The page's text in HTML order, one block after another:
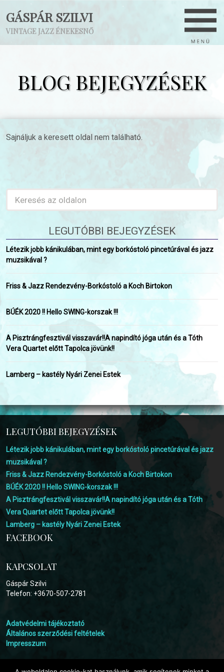
GÁSPÁR SZILVI
VINTAGE JAZZ ÉNEKESNŐ
BLOG BEJEGYZÉSEK
Sajnáljuk a keresett oldal nem található.
LEGUTÓBBI BEJEGYZÉSEK
Létezik jobb kánikulában, mint egy borkóstoló pincetúrával és jazz
muzsikával ?
Friss & Jazz Rendezvény-Borkóstoló a Koch Birtokon
BÚÉK 2020 !! Hello SWING-korszak !!!
A Pisztrángfesztivál visszavár!!A napindító jóga után és a Tóth
Vera Quartet előtt Tapolca jövünk!!
Lamberg – kastély Nyári Zenei Estek
LEGUTÓBBI BEJEGYZÉSEK
Létezik jobb kánikulában, mint egy borkóstoló pincetúrával és jazz
muzsikával ?
Friss & Jazz Rendezvény-Borkóstoló a Koch Birtokon
BÚÉK 2020 !! Hello SWING-korszak !!!
A Pisztrángfesztivál visszavár!!A napindító jóga után és a Tóth
Vera Quartet előtt Tapolca jövünk!!
Lamberg – kastély Nyári Zenei Estek
FACEBOOK
KAPCSOLAT
Gáspár Szilvi
Telefon: +3670-507-2781
Adatvédelmi tájékoztató
Általános szerződési feltételek
Impresszum